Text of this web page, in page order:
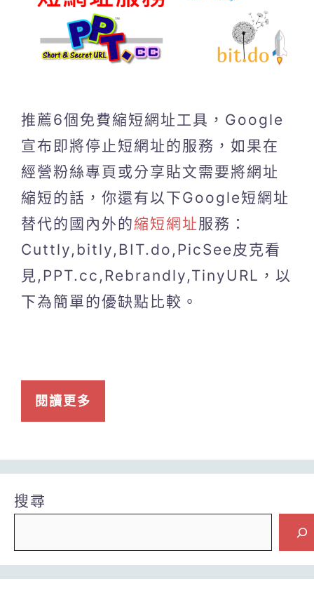
推薦6個免費縮短網址工具，Google
宣布即將停止短網址的服務，如果在
經營粉絲專頁或分享貼文需要將網址
縮短的話，你還有以下Google短網址
替代的國內外的縮短網址服務：
Cuttly,bitly,BIT.do,PicSee皮克看
見,PPT.cc,Rebrandly,TinyURL，以
下為簡單的優缺點比較。
閱讀更多
搜尋